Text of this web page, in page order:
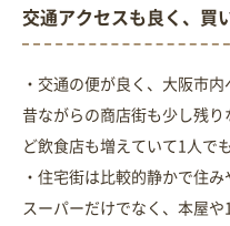
交通アクセスも良く、買
・交通の便が良く、大阪市内
昔ながらの商店街も少し残
ど飲食店も増えていて1人で
・住宅街は比較的静かで住み
スーパーだけでなく、本屋や